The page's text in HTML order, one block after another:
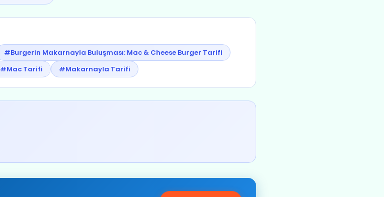
#Burgerin Makarnayla Buluşması: Mac & Cheese Burger Tarifi
#Mac Tarifi #Makarnayla Tarifi